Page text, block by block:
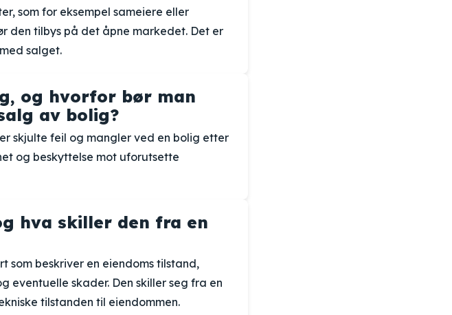
som for eksempel sameiere eller
den tilbys på det åpne markedet. Det er
salget.
og hvorfor bør man
av bolig?
skjulte feil og mangler ved en bolig etter
og beskyttelse mot uforutsette
hva skiller den fra en
som beskriver en eiendoms tilstand,
eventuelle skader. Den skiller seg fra en
tilstanden til eiendommen.